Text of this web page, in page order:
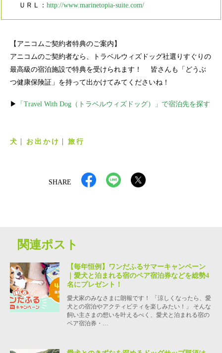
ＵＲＬ： http://www.marinetopia-suite.com/
【アニコムご契約者特典のご案内】
アニコムのご契約者なら、トラベルウィズドッグ社選りすぐりの
最高級の宿泊施設で特典を受けられます！ 皆さんも「どうぶ
つ健康保険証」を持って出かけてみてくださいね！
▶ 「Travel With Dog（トラベルウィズドッグ）」で宿泊先を探す
犬 お出かけ 旅行
SHARE
関連ポスト
【毎年恒例】ワンだふるサマーキャンペーン
｜愛犬と泊まれる宿のペア宿泊券などを総勢4
名にプレゼント！
愛犬家のみなさまに朗報です！ 「涼しくなったら、愛
犬との宿泊やアクティビティを楽しみたい！」 そんな
飼い主さまの想いを叶えるべく、愛犬と泊まれる宿の
ペア宿泊券・…